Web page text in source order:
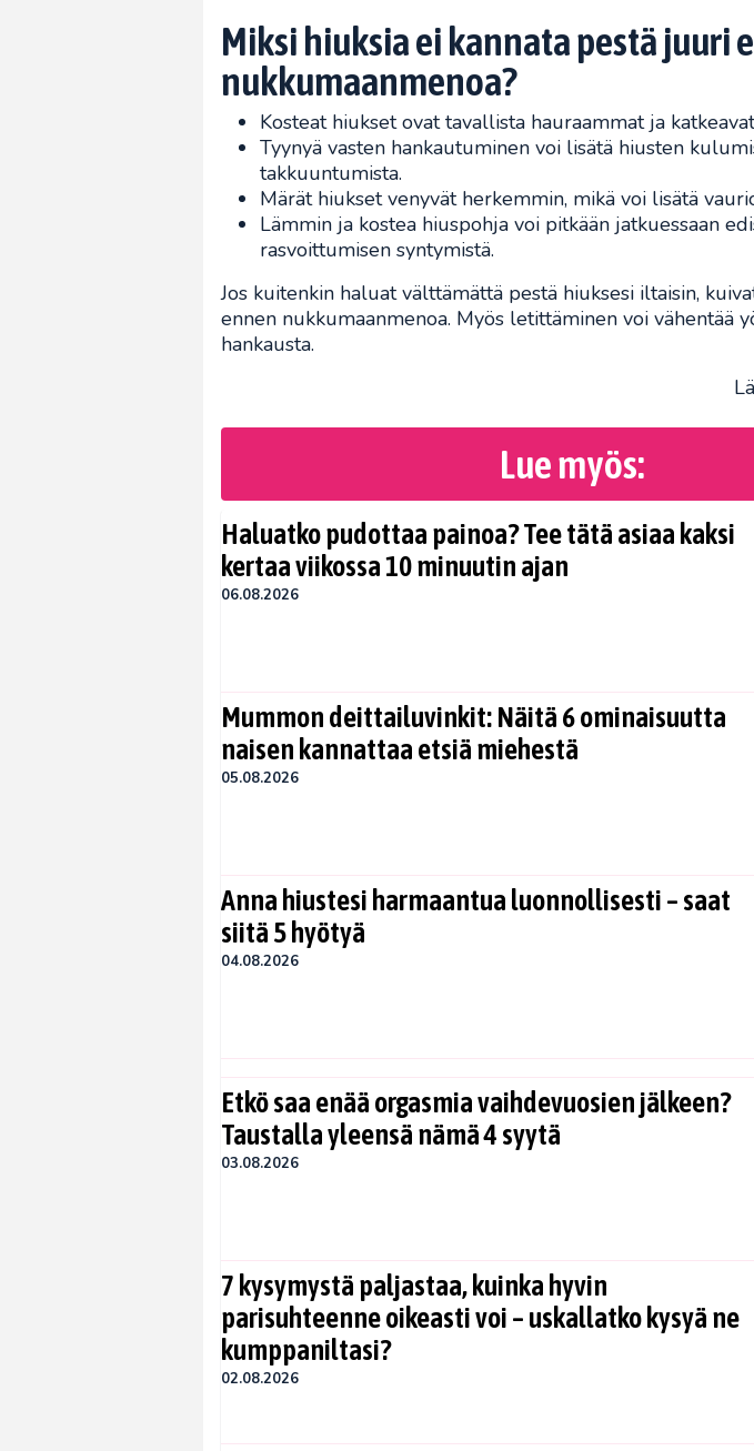
Miksi hiuksia ei kannata pestä juuri
nukkumaanmenoa?
Kosteat hiukset ovat tavallista hauraammat ja
Tyynyä vasten hankautuminen voi lisätä hiusten
takkuuntumista.
Märät hiukset venyvät herkemmin, mikä voi lisätä
Lämmin ja kostea hiuspohja voi pitkään jatkuessaan
rasvoittumisen syntymistä.
Jos kuitenkin haluat välttämättä pestä hiuksesi iltaisin,
ennen nukkumaanmenoa. Myös letittäminen voi vähentää
hankausta.
Lue myös:
Haluatko pudottaa painoa? Tee tätä asiaa kaksi
kertaa viikossa 10 minuutin ajan
06.08.2026
Mummon deittailuvinkit: Näitä 6 ominaisuutta
naisen kannattaa etsiä miehestä
05.08.2026
Anna hiustesi harmaantua luonnollisesti – saat
siitä 5 hyötyä
04.08.2026
Etkö saa enää orgasmia vaihdevuosien jälkeen?
Taustalla yleensä nämä 4 syytä
03.08.2026
7 kysymystä paljastaa, kuinka hyvin
parisuhteenne oikeasti voi – uskallatko kysyä ne
kumppaniltasi?
02.08.2026